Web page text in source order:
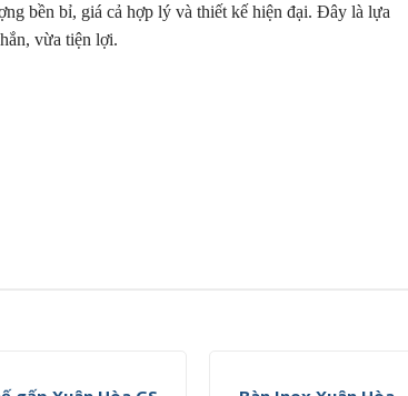
bền bỉ, giá cả hợp lý và thiết kế hiện đại. Đây là lựa
vừa tiện lợi.